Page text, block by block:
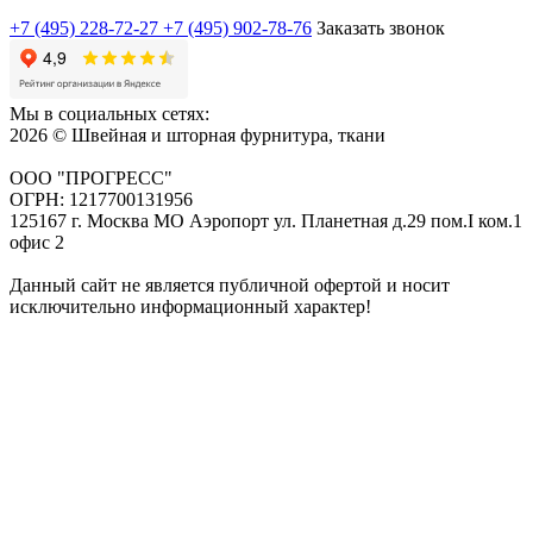
+7 (495) 228-72-27 +7 (495) 902-78-76 Заказать звонок
Мы в социальных сетях:
2026 © Швейная и шторная фурнитура, ткани
ООО "ПРОГРЕСС"
ОГРН: 1217700131956
125167 г. Москва МО Аэропорт ул. Планетная д.29 пом.I ком.1
офис 2
Данный сайт не является публичной офертой и носит
исключительно информационный характер!